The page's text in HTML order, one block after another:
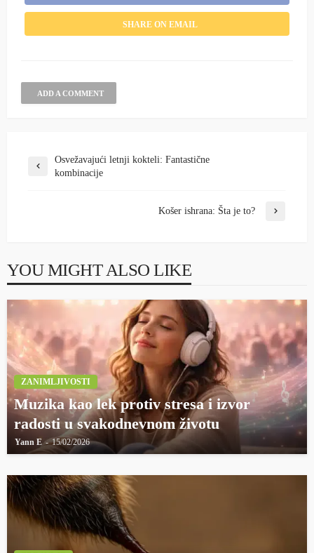
SHARE ON EMAIL
ADD A COMMENT
Osvežavajući letnji kokteli: Fantastične
kombinacije
Košer ishrana: Šta je to?
YOU MIGHT ALSO LIKE
ZANIMLJIVOSTI
Muzika kao lek protiv stresa i izvor
radosti u svakodnevnom životu
Yann E 15/02/2026